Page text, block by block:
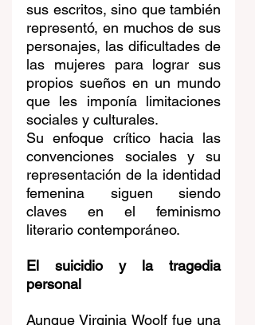
sus escritos, sino que también
representó, en muchos de sus
personajes, las dificultades de
las mujeres para lograr sus
propios sueños en un mundo
que les imponía limitaciones
sociales y culturales.
Su enfoque crítico hacia las
convenciones sociales y su
representación de la identidad
femenina siguen siendo
claves en el feminismo
literario contemporáneo.
El suicidio y la tragedia
personal
Aunque Virginia Woolf fue una